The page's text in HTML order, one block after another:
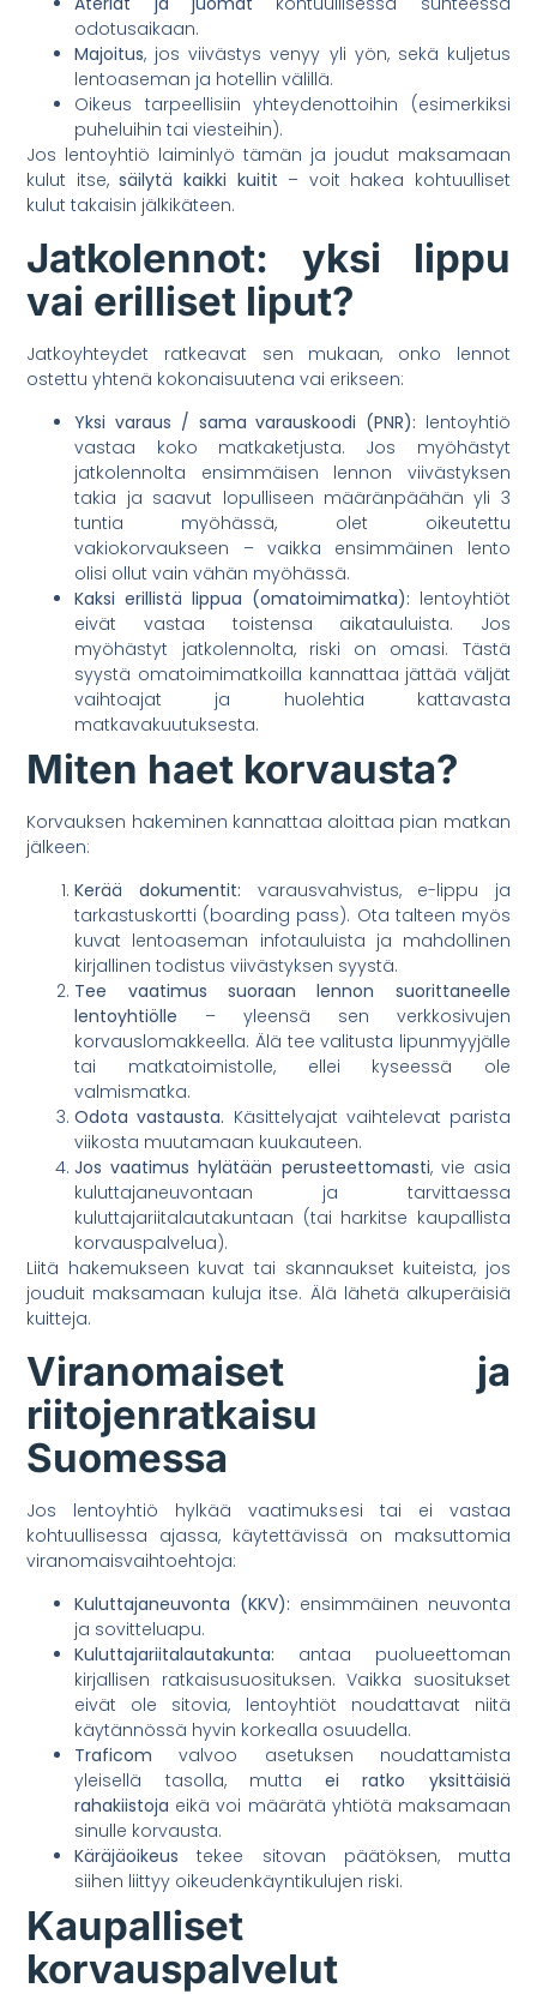
odotusaikaan.
Majoitus, jos viivästys venyy yli yön, sekä kuljetus
lentoaseman ja hotellin välillä.
Oikeus tarpeellisiin yhteydenottoihin (esimerkiksi
puheluihin tai viesteihin).
Jos lentoyhtiö laiminlyö tämän ja joudut maksamaan
kulut itse,säilytä kaikki kuitit – voit hakea kohtuulliset
kulut takaisin jälkikäteen.
Jatkolennot: yksi lippu
vai erilliset liput?
Jatkoyhteydet ratkeavat sen mukaan, onko lennot
ostettu yhtenä kokonaisuutena vai erikseen:
Yksi varaus / sama varauskoodi (PNR): lentoyhtiö
vastaa koko matkaketjusta. Jos myöhästyt
jatkolennolta ensimmäisen lennon viivästyksen
takia ja saavut lopulliseen määränpäähän yli 3
tuntia myöhässä, olet oikeutettu
vakiokorvaukseen – vaikka ensimmäinen lento
olisi ollut vain vähän myöhässä.
Kaksi erillistä lippua (omatoimimatka): lentoyhtiöt
eivät vastaa toistensa aikatauluista. Jos
myöhästyt jatkolennolta, riski on omasi. Tästä
syystä omatoimimatkoilla kannattaa jättää väljät
vaihtoajat ja huolehtia kattavasta
matkavakuutuksesta.
Miten haet korvausta?
Korvauksen hakeminen kannattaa aloittaa pian matkan
jälkeen:
Kerää dokumentit: varausvahvistus, e-lippu ja
tarkastuskortti (boarding pass). Ota talteen myös
kuvat lentoaseman infotauluista ja mahdollinen
kirjallinen todistus viivästyksen syystä.
Tee vaatimus suoraan lennon suorittaneelle
lentoyhtiölle – yleensä sen verkkosivujen
korvauslomakkeella. Älä tee valitusta lipunmyyjälle
tai matkatoimistolle, ellei kyseessä ole
valmismatka.
Odota vastausta. Käsittelyajat vaihtelevat parista
viikosta muutamaan kuukauteen.
Jos vaatimus hylätään perusteettomasti, vie asia
kuluttajaneuvontaan ja tarvittaessa
kuluttajariitalautakuntaan (tai harkitse kaupallista
korvauspalvelua).
Liitä hakemukseen kuvat tai skannaukset kuiteista, jos
jouduit maksamaan kuluja itse. Älä lähetä alkuperäisiä
kuitteja.
Viranomaiset ja
riitojenratkaisu
Suomessa
Jos lentoyhtiö hylkää vaatimuksesi tai ei vastaa
kohtuullisessa ajassa, käytettävissä on maksuttomia
viranomaisvaihtoehtoja:
Kuluttajaneuvonta (KKV): ensimmäinen neuvonta
ja sovitteluapu.
Kuluttajariitalautakunta: antaa puolueettoman
kirjallisen ratkaisusuosituksen. Vaikka suositukset
eivät ole sitovia, lentoyhtiöt noudattavat niitä
käytännössä hyvin korkealla osuudella.
Traficom valvoo asetuksen noudattamista
yleisellä tasolla, muttaei ratko yksittäisiä
rahakiistoja eikä voi määrätä yhtiötä maksamaan
sinulle korvausta.
Käräjäoikeus tekee sitovan päätöksen, mutta
siihen liittyy oikeudenkäyntikulujen riski.
Kaupalliset
korvauspalvelut